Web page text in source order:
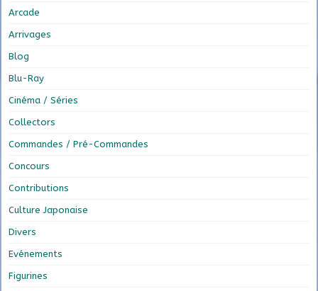
Arcade
Arrivages
Blog
Blu-Ray
Cinéma / Séries
Collectors
Commandes / Pré-Commandes
Concours
Contributions
Culture Japonaise
Divers
Evénements
Figurines